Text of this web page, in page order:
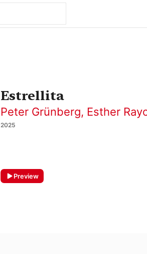
Estrellita
Peter Grünberg, Esther
2025
Preview